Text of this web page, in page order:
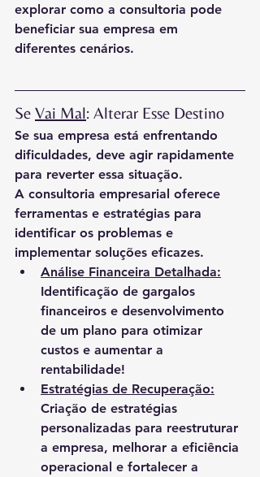
explorar como a consultoria pode
beneficiar sua empresa em
diferentes cenários.
Se Vai Mal: Alterar Esse Destino
Se sua empresa está enfrentando
dificuldades, deve agir rapidamente
para reverter essa situação.
A consultoria empresarial oferece
ferramentas e estratégias para
identificar os problemas e
implementar soluções eficazes.
Análise Financeira Detalhada:
Identificação de gargalos
financeiros e desenvolvimento
de um plano para otimizar
custos e aumentar a
rentabilidade!
Estratégias de Recuperação:
Criação de estratégias
personalizadas para reestruturar
a empresa, melhorar a eficiência
operacional e fortalecer a